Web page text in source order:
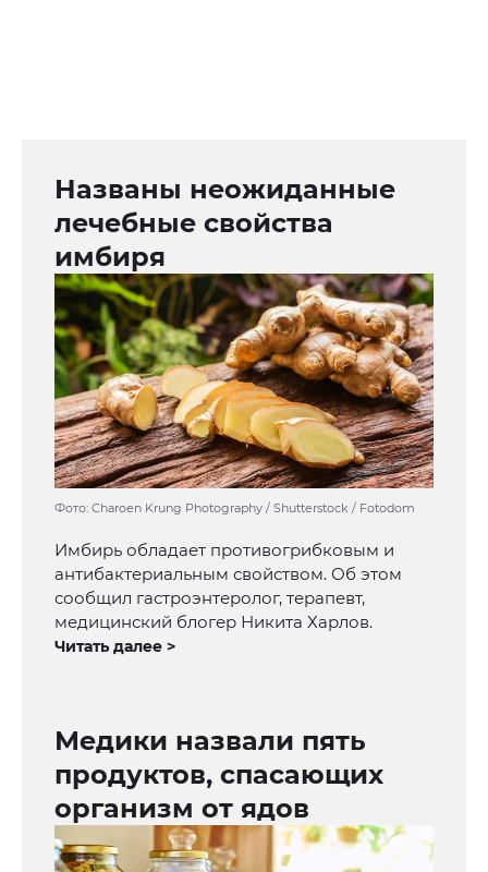
Названы неожиданные
лечебные свойства
имбиря
Фото: Charoen Krung Photography / Shutterstock / Fotodom
Имбирь обладает противогрибковым и
антибактериальным свойством. Об этом
сообщил гастроэнтеролог, терапевт,
медицинский блогер Никита Харлов.
Читать далее >
Медики назвали пять
продуктов, спасающих
организм от ядов